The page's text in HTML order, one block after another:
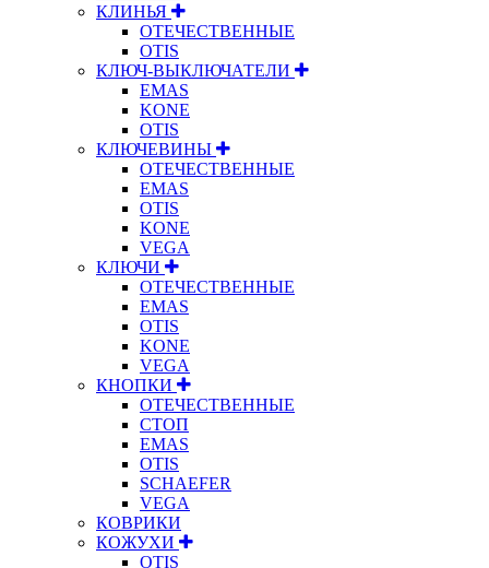
КЛИНЬЯ
ОТЕЧЕСТВЕННЫЕ
OTIS
КЛЮЧ-ВЫКЛЮЧАТЕЛИ
EMAS
KONE
OTIS
КЛЮЧЕВИНЫ
ОТЕЧЕСТВЕННЫЕ
EMAS
OTIS
KONE
VEGA
КЛЮЧИ
ОТЕЧЕСТВЕННЫЕ
EMAS
OTIS
KONE
VEGA
КНОПКИ
ОТЕЧЕСТВЕННЫЕ
СТОП
EMAS
OTIS
SCHAEFER
VEGA
КОВРИКИ
КОЖУХИ
OTIS